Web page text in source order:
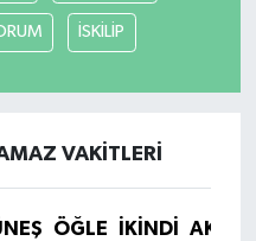
İSKİLİP
VAKITLERI
ÖĞLE İKINDI